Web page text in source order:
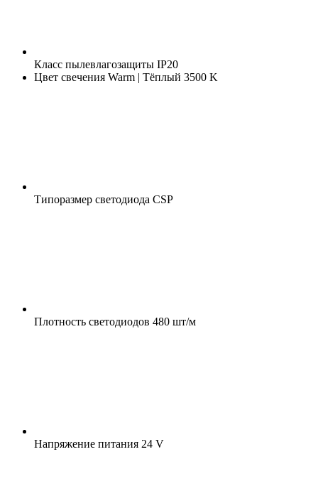
Класс пылевлагозащиты IP20
Цвет свечения Warm | Тёплый 3500 K
Типоразмер светодиода CSP
Плотность светодиодов 480 шт/м
Напряжение питания 24 V